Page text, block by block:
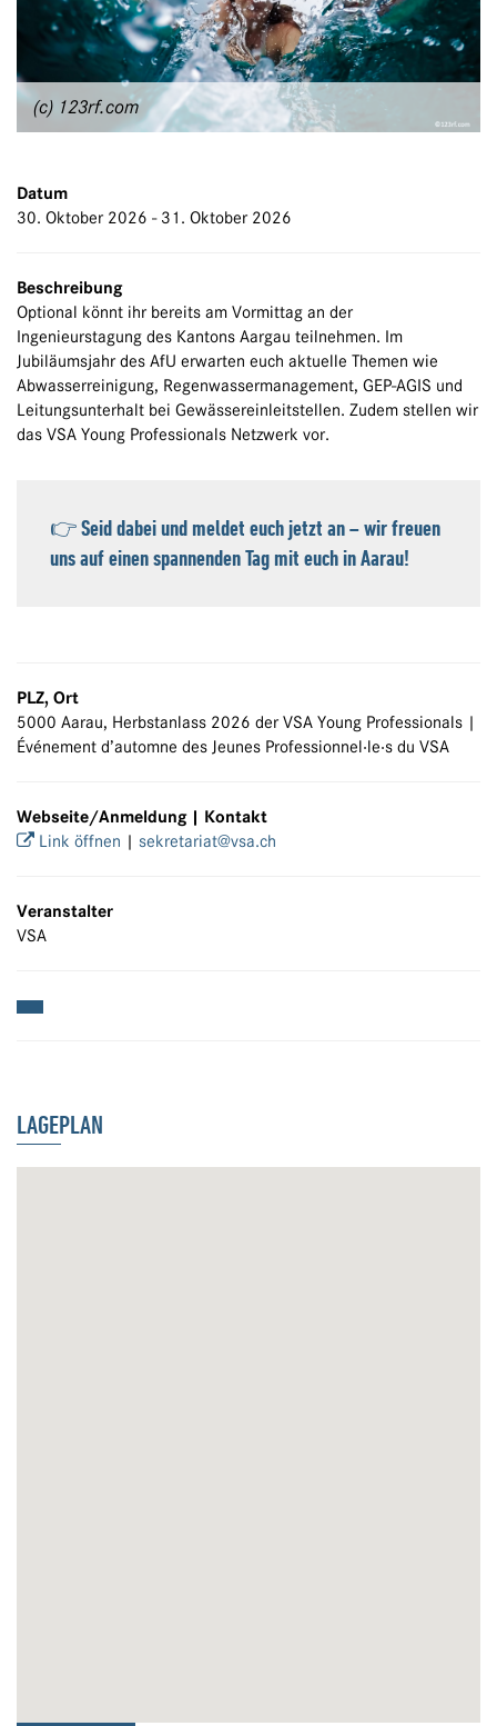
(c) 123rf.com
Datum
30. Oktober 2026 - 31. Oktober 2026
Beschreibung
Optional könnt ihr bereits am Vormittag an der
Ingenieurstagung des Kantons Aargau teilnehmen. Im
Jubiläumsjahr des AfU erwarten euch aktuelle Themen wie
Abwasserreinigung, Regenwassermanagement, GEP-AGIS und
Leitungsunterhalt bei Gewässereinleitstellen. Zudem stellen wir
das VSA Young Professionals Netzwerk vor.
👉 Seid dabei und meldet euch jetzt an – wir freuen
uns auf einen spannenden Tag mit euch in Aarau!
PLZ, Ort
5000 Aarau, Herbstanlass 2026 der VSA Young Professionals |
Événement d’automne des Jeunes Professionnel·le·s du VSA
Webseite/Anmeldung | Kontakt
Link öffnen | sekretariat@vsa.ch
Veranstalter
VSA
LAGEPLAN